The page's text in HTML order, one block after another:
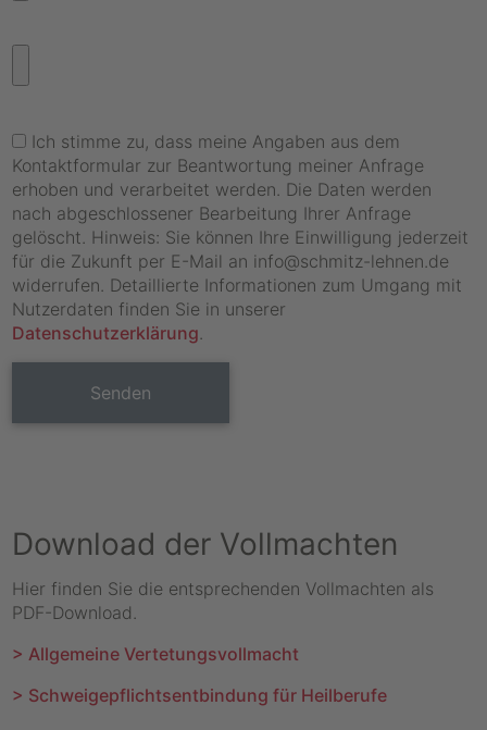
Ich stimme zu, dass meine Angaben aus dem
Kontaktformular zur Beantwortung meiner Anfrage
erhoben und verarbeitet werden. Die Daten werden
nach abgeschlossener Bearbeitung Ihrer Anfrage
gelöscht. Hinweis: Sie können Ihre Einwilligung jederzeit
für die Zukunft per E-Mail an info@schmitz-lehnen.de
widerrufen. Detaillierte Informationen zum Umgang mit
Nutzerdaten finden Sie in unserer
Datenschutzerklärung
Senden
Download der Vollmachten
Hier finden Sie die entsprechenden Vollmachten als
PDF-Download.
> Allgemeine Vertetungsvollmacht
> Schweigepflichtsentbindung für Heilberufe